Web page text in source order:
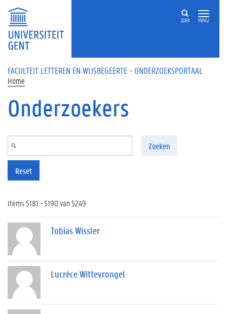
Overslaan en naar de inhoud gaan
ZOEK MENU
FACULTEIT LETTEREN EN WIJSBEGEERTE - ONDERZOEKSPORTAAL
Home
Onderzoekers
Zoeken
Reset
Items 5181 - 5190 van 5249
Tobias Wissler
Lucrèce Wittevrongel